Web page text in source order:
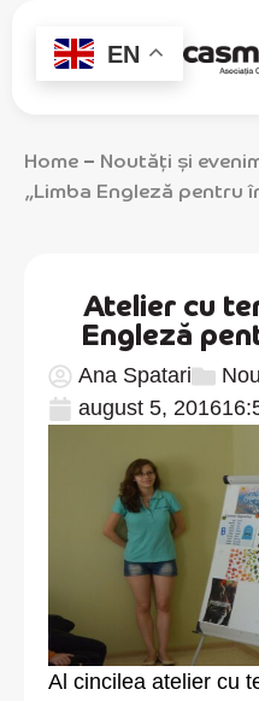
EN
Home – Noutăți și
„Limba Engleză pentru
Atelier cu
Engleză
Ana Spatari
august 5, 2016
Al cincilea atelier cu